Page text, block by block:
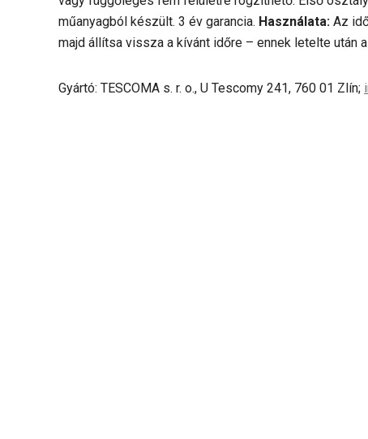
műanyagból készült. 3 év garancia. Használata: Az
majd állítsa vissza a kívánt időre – ennek letelte után
Gyártó: TESCOMA s. r. o., U Tescomy 241, 760 01 Zlín;